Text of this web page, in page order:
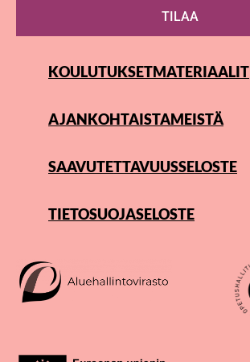
TILAA
KOULUTUKSETMATERIAALIT
AJANKOHTAISTAMEISTÄ
SAAVUTETTAVUUSSELOSTE
TIETOSUOJASELOSTE